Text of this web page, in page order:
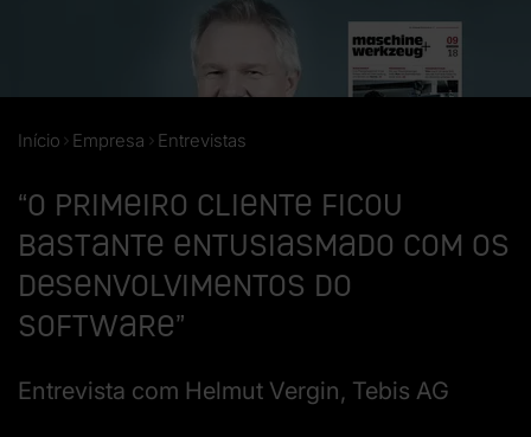
Início Empresa Entrevistas
“O primeiro cliente ficou
bastante entusiasmado com os
desenvolvimentos do
software”
Entrevista com Helmut Vergin, Tebis AG